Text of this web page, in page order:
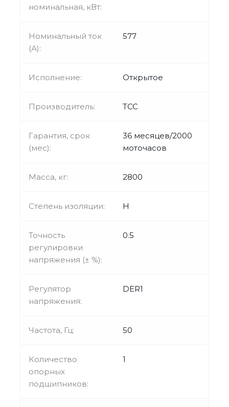
номинальная, кВт:
Номинальный ток
(А):
577
Исполнение: Открытое
Производитель: ТСС
Гарантия, срок
(мес):
36 месяцев/2000
моточасов
Масса, кг: 2800
Степень изоляции: H
Точность
регулировки
напряжения (± %):
0.5
Регулятор
напряжения:
DER1
Частота, Гц: 50
Количество
опорных
подшипников:
1